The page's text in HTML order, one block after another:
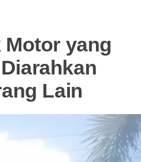
Motor yang
Lain